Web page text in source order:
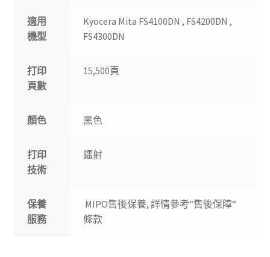
適用
機型
Kyocera Mita FS4100DN , FS4200DN ,
FS4300DN
打印
頁數
15,500頁
顏色 黑色
打印
技術
鐳射
保養
服務
MIPO售後保養, 詳情參考”售後保障”
條款